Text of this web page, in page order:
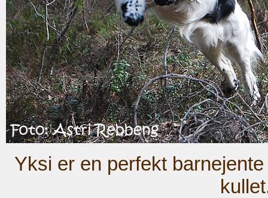
Yksi er en perfekt